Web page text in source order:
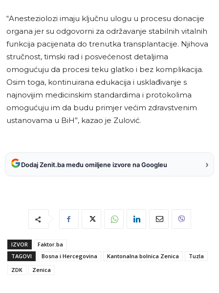
“Anesteziolozi imaju ključnu ulogu u procesu donacije
organa jer su odgovorni za održavanje stabilnih vitalnih
funkcija pacijenata do trenutka transplantacije. Njihova
stručnost, timski rad i posvećenost detaljima
omogućuju da procesi teku glatko i bez komplikacija.
Osim toga, kontinuirana edukacija i usklađivanje s
najnovijim medicinskim standardima i protokolima
omogućuju im da budu primjer većim zdravstvenim
ustanovama u BiH”, kazao je Zulović.
Dodaj Zenit.ba među omiljene izvore na Googleu ›
IZVOR
Faktor.ba
TAGOVI
Bosna i Hercegovina Kantonalna bolnica Zenica
Tuzla
ZDK
Zenica